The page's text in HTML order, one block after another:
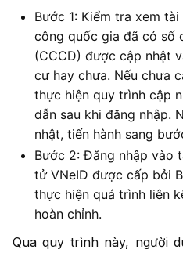
Bước 1: Kiểm tra xem
công quốc gia đã có số
(CCCD) được cập nhật
cư hay chưa. Nếu chưa
thực hiện quy trình cập
dẫn sau khi đăng nhập.
nhật, tiến hành sang
Bước 2: Đăng nhập vào
tử VNeID được cấp bởi
thực hiện quá trình liên
hoàn chỉnh.
Qua quy trình này, người